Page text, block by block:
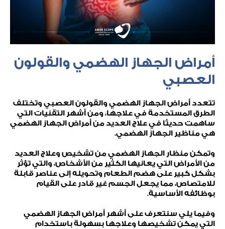
أمراض الجهاز الهضمي والقولون
العصبي
تتعدد أمراض الجهاز الهضمي والقولون العصبي وتختلف
الطرق المستخدمة في علاجها، ومن أشهر التقنيات التي
ساهمت حديثًا في علاج العديد من أمراض الجهاز الهضمي
هي مناظير الجهاز الهضمي.
وتمكن منظار الجهاز الهضمي من تشخيص وعلاج العديد
من الأمراض التي يعانيها الكثير من الأشخاص، والتي تؤثر
بشكل كبير على هضم الطعام وتحويله إلى عناصر قابلة
للامتصاص، مما يجعل الجسم غير قادر على القيام
بوظائفه الأساسية.
وفيما يلي سنتعرف على أشهر أمراض الجهاز الهضمي
التي يمكن تشخيصها وعلاجها بسهولة باستخدام